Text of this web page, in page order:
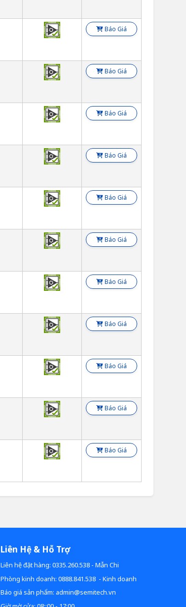
Báo Giá
Báo Giá
Báo Giá
Báo Giá
Báo Giá
Báo Giá
Báo Giá
Báo Giá
Báo Giá
Báo Giá
Báo Giá
Liên Hệ & Hỗ Trợ
Liên hệ đặt hàng: 0335.260.538 - Mẫn Chi
Phòng kinh doanh: 0888.841.538 - Kinh doanh
Báo giá sản phẩm: admin@semitech.vn